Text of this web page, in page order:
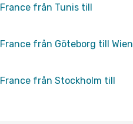
från Tunis till
från Göteborg till Wien
från Stockholm till